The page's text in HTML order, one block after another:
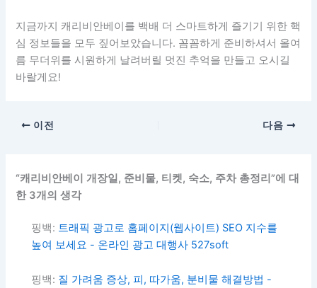
지금까지 캐리비안베이를 백배 더 스마트하게 즐기기 위한 핵
심 정보들을 모두 짚어보았습니다. 꼼꼼하게 준비하셔서 올여
름 무더위를 시원하게 날려버릴 멋진 추억을 만들고 오시길
바랄게요!
이전 다음
“캐리비안베이 개장일, 준비물, 티켓, 숙소, 주차 총정리”에 대
한 3개의 생각
핑백: 트래픽 광고로 홈페이지(웹사이트) SEO 지수를
높여 보세요 - 온라인 광고 대행사 527soft
핑백: 질 가려움 증상, 피, 따가움, 분비물 해결방법 -